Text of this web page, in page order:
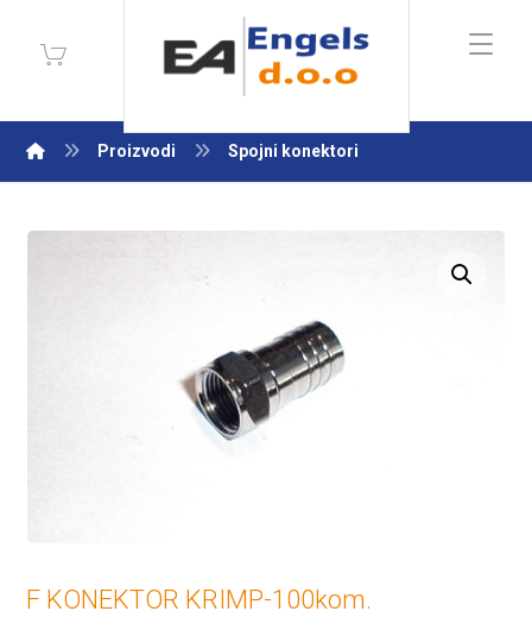
Proizvodi Spojni konektori
F KONEKTOR KRIMP-100kom.